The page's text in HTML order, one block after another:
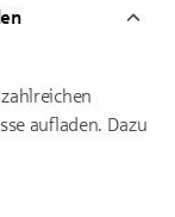
aufladen. Dazu